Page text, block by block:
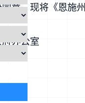
意，现将《恩施
办公室